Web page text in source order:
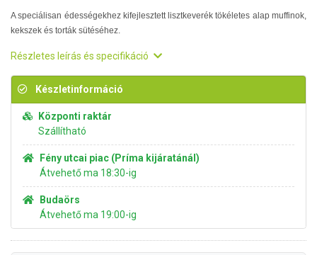
A speciálisan édességekhez kifejlesztett lisztkeverék tökéletes alap muffinok,
kekszek és torták sütéséhez.
Részletes leírás és specifikáció
Készletinformáció
Központi raktár
Szállítható
Fény utcai piac (Príma kijáratánál)
Átvehető ma 18:30-ig
Budaörs
Átvehető ma 19:00-ig